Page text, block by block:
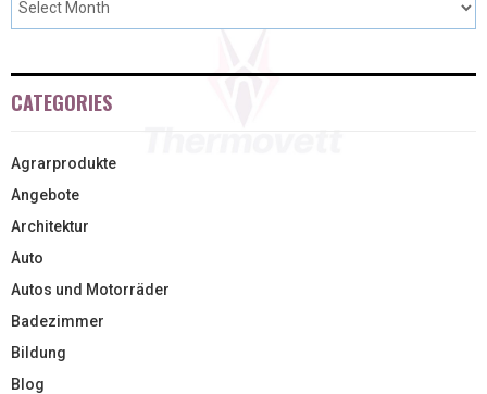
CATEGORIES
Agrarprodukte
Angebote
Architektur
Auto
Autos und Motorräder
Badezimmer
Bildung
Blog